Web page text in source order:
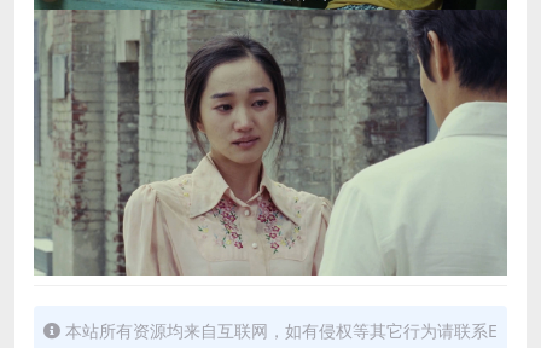
本站所有资源均来自互联网，如有侵权等其它行为请联系E